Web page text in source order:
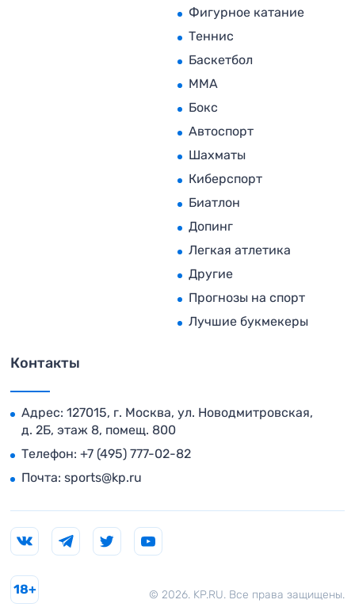
Фигурное катание
Теннис
Баскетбол
MMA
Бокс
Автоспорт
Шахматы
Киберспорт
Биатлон
Допинг
Легкая атлетика
Другие
Прогнозы на спорт
Лучшие букмекеры
Контакты
Адрес: 127015, г. Москва, ул. Новодмитровская,
д. 2Б, этаж 8, помещ. 800
Телефон: +7 (495) 777-02-82
Почта: sports@kp.ru
© 2026. KP.RU. Все права защищены.
18+